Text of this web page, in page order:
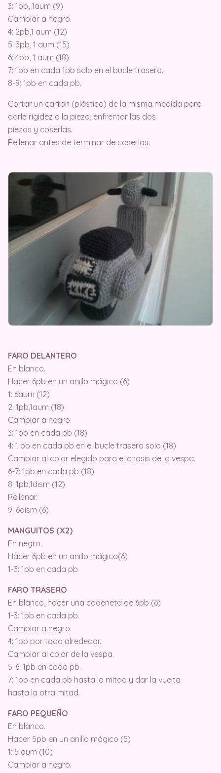
3: 1pb, 1aum (9)
Cambiar a negro.
4: 2pb,1 aum (12)
5: 3pb, 1 aum (15)
6: 4pb, 1 aum (18)
7: 1pb en cada 1pb solo en el bucle trasero.
8-9: 1pb en cada pb.
Cortar un cartón (plástico) de la misma medida para
darle rigidez a la pieza, enfrentar las dos
piezas y coserlas.
Rellenar antes de terminar de coserlas.
FARO DELANTERO
En blanco.
Hacer 6pb en un anillo mágico (6)
1: 6aum (12)
2: 1pb,1aum (18)
Cambiar a negro.
3: 1pb en cada pb (18)
4: 1 pb en cada pb en el bucle trasero solo (18)
Cambiar al color elegido para el chasis de la vespa.
6-7: 1pb en cada pb (18)
8: 1pb,1dism (12)
Rellenar.
9: 6dism (6)
MANGUITOS (X2)
En negro.
Hacer 6pb en un anillo mágico(6)
1-3: 1pb en cada pb
FARO TRASERO
En blanco, hacer una cadeneta de 6pb (6)
1-3: 1pb en cada pb.
Cambiar a negro.
4: 1pb por todo alrededor.
Cambiar al color de la vespa.
5-6: 1pb en cada pb.
7: 1pb en cada pb hasta la mitad y dar la vuelta
hasta la otra mitad.
FARO PEQUEÑO
En blanco.
Hacer 5pb en un anillo mágico (5)
1: 5 aum (10)
Cambiar a negro.